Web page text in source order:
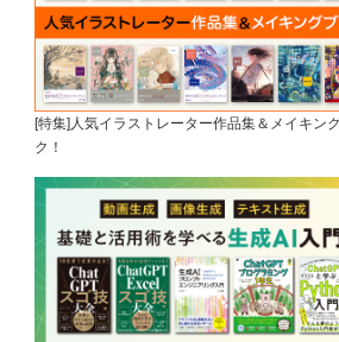
[特集]人気イラストレーター作品集＆メイキン
ク！